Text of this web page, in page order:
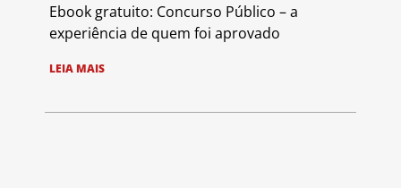
Ebook gratuito: Concurso Público – a
experiência de quem foi aprovado
LEIA MAIS